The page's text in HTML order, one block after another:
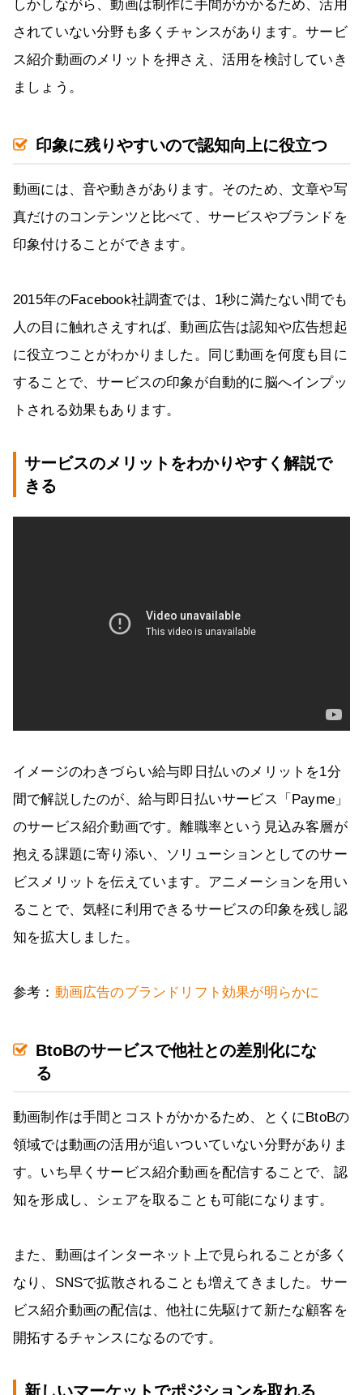
しかしながら、動画は制作に手間がかかるため、活用
されていない分野も多くチャンスがあります。サービ
ス紹介動画のメリットを押さえ、活用を検討していき
ましょう。
印象に残りやすいので認知向上に役立つ
動画には、音や動きがあります。そのため、文章や写
真だけのコンテンツと比べて、サービスやブランドを
印象付けることができます。
2015年のFacebook社調査では、1秒に満たない間でも
人の目に触れさえすれば、動画広告は認知や広告想起
に役立つことがわかりました。同じ動画を何度も目に
することで、サービスの印象が自動的に脳へインプッ
トされる効果もあります。
サービスのメリットをわかりやすく解説で
きる
イメージのわきづらい給与即日払いのメリットを1分
間で解説したのが、給与即日払いサービス「Payme」
のサービス紹介動画です。離職率という見込み客層が
抱える課題に寄り添い、ソリューションとしてのサー
ビスメリットを伝えています。アニメーションを用い
ることで、気軽に利用できるサービスの印象を残し認
知を拡大しました。
参考： 動画広告のブランドリフト効果が明らかに
BtoBのサービスで他社との差別化にな
る
動画制作は手間とコストがかかるため、とくにBtoBの
領域では動画の活用が追いついていない分野がありま
す。いち早くサービス紹介動画を配信することで、認
知を形成し、シェアを取ることも可能になります。
また、動画はインターネット上で見られることが多く
なり、SNSで拡散されることも増えてきました。サー
ビス紹介動画の配信は、他社に先駆けて新たな顧客を
開拓するチャンスになるのです。
新しいマーケットでポジションを取れる